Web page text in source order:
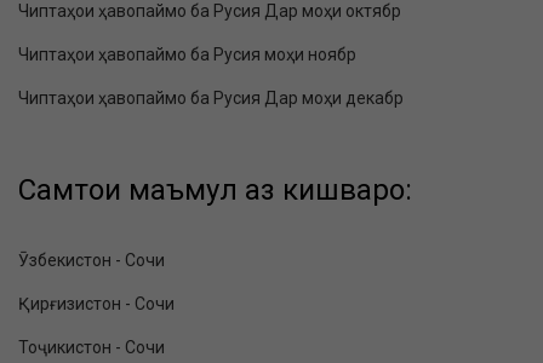
Чиптаҳои ҳавопаймо ба Русия Дар моҳи октябр
Чиптаҳои ҳавопаймо ба Русия моҳи ноябр
Чиптаҳои ҳавопаймо ба Русия Дар моҳи декабр
Самтҳои маъмул аз кишварҳо:
Ӯзбекистон - Сочи
Қирғизистон - Сочи
Тоҷикистон - Сочи